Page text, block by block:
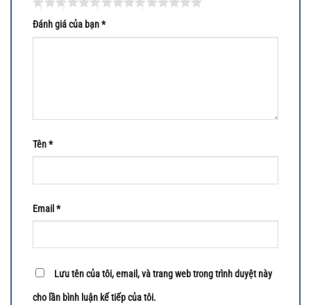
Đánh giá của bạn*
Tên*
Email *
Lưu tên của tôi, email, và trang web trong trình duyệt này
cho lần bình luận kế tiếp của tôi.